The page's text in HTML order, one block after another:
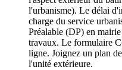
l'urbanisme). Le délai
charge du service
Préalable (DP) en
travaux. Le formulaire
ligne. Joignez un plan
l'unité extérieure.